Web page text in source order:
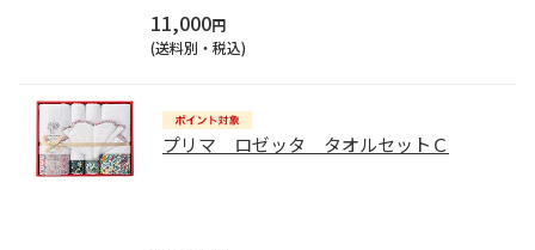
11,000円
(送料別・税込)
プリマ ロゼッタ タオルセットＣ